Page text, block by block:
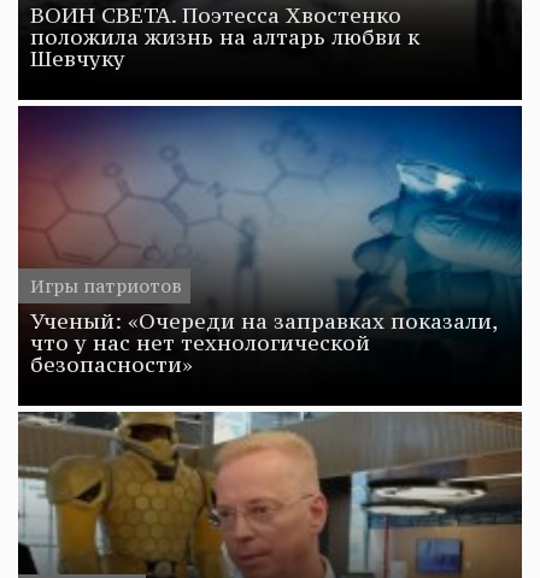
ВОИН СВЕТА. Поэтесса Хвостенко
положила жизнь на алтарь любви к
Шевчуку
Игры патриотов
Ученый: «Очереди на заправках показали,
что у нас нет технологической
безопасности»